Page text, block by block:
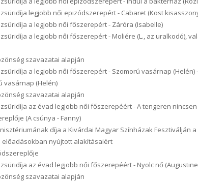
legjobb női epizódszerepért - Cabaret (Kost
a legjobb női főszerepért - Záróra (Isabelle)
a legjobb női főszerepért - Moliére (L., az uralkodó),
szavazatai alapján
a legjobb női főszerepért - Szomorú vasárnap (Helén)
vasárnap (Helén)
szavazatai alapján
az évad legjobb női főszerepéért - A tengeren nincsen
(A csúnya - Fanny)
díja a Kivárdai Magyar Színházak Fesztiválján
előadásokban nyújtott alakításaiért
az évad legjobb női főszerepéért - Nyolc nő
szavazatai alapján